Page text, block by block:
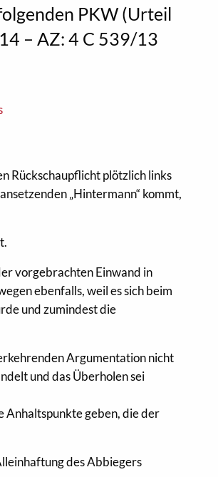
PKW (Urteil
– AZ: 4 C 539/13
Rückschaupflicht plötzlich links
„Hintermann“ kommt,
vorgebrachten Einwand in
ebenfalls, weil es sich beim
und zumindest die
Argumentation nicht
und das Überholen sei
Anhaltspunkte geben, die der
des Abbiegers